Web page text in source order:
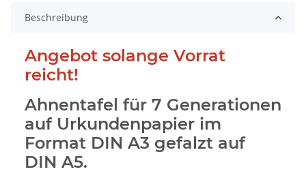
Beschreibung
Angebot solange Vorrat
reicht!
Ahnentafel für 7 Generationen
auf Urkundenpapier im
Format DIN A3 gefalzt auf
DIN A5.